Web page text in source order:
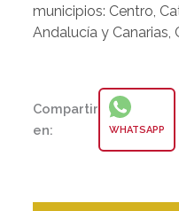
municipios: Centro,
Andalucía y Canarias,
Compartir
en:
WHATSAPP